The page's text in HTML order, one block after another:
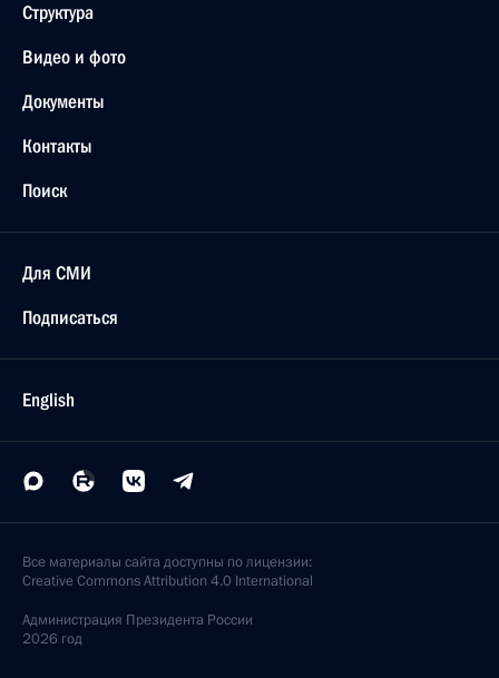
Структура
Видео и фото
Документы
Контакты
Поиск
Для СМИ
Подписаться
English
Все материалы сайта доступны по лицензии:
Creative Commons Attribution 4.0 International
Администрация Президента России
2026 год